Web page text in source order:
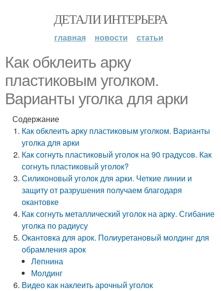
ДЕТАЛИ ИНТЕРЬЕРА
главная новости статьи
Как обклеить арку
пластиковым уголком.
Варианты уголка для арки
Содержание
Как обклеить арку пластиковым уголком. Варианты
уголка для арки
Как согнуть пластиковый уголок на 90 градусов. Как
согнуть пластиковый уголок?
Силиконовый уголок для арки. Четкие линии и
защиту от разрушения получаем благодаря
окантовке
Как согнуть металлический уголок на арку. Сгибание
уголка по радиусу
Окантовка для арок. Полиуретановый молдинг для
обрамления арок
Лепнина
Молдинг
Видео как наклеить арочный уголок